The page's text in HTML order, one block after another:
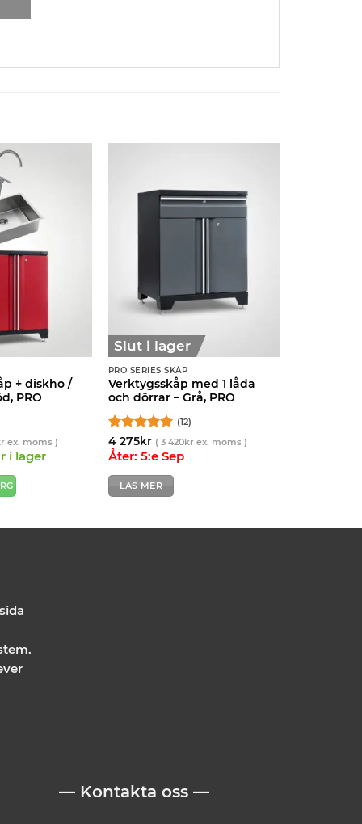
+ diskho /
PRO
ex. moms )
i lager
Slut i lager
PRO SERIES SKÅP
Verktygsskåp med 1 låda
och dörrar – Grå, PRO
Betygsatt5
av 5
(12)
4 275kr ( 3 420krex. moms )
Åter: 5:e Sep
LÄS MER
— Kontakta oss —